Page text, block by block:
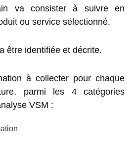
va consister à suivre en
ou service sélectionné.
être identifiée et décrite.
à collecter pour chaque
parmi les 4 catégories
VSM :